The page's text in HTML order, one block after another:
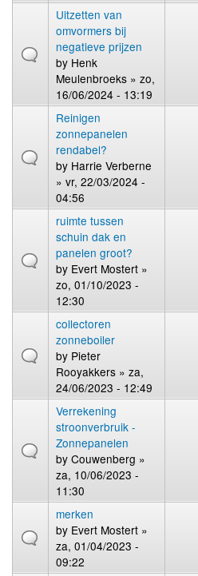
Uitzetten van
omvormers bij
negatieve prijzen
by Henk
Meulenbroeks » zo,
16/06/2024 - 13:19
Reinigen
zonnepanelen
rendabel?
by Harrie Verberne
» vr, 22/03/2024 -
04:56
ruimte tussen
schuin dak en
panelen groot?
by Evert Mostert »
zo, 01/10/2023 -
12:30
collectoren
zonneboiler
by Pieter
Rooyakkers » za,
24/06/2023 - 12:49
Verrekening
stroonverbruik -
Zonnepanelen
by Couwenberg »
za, 10/06/2023 -
11:30
merken
by Evert Mostert »
za, 01/04/2023 -
09:22